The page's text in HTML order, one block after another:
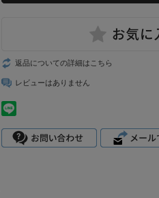
返品についての詳細はこちら
レビューはありません